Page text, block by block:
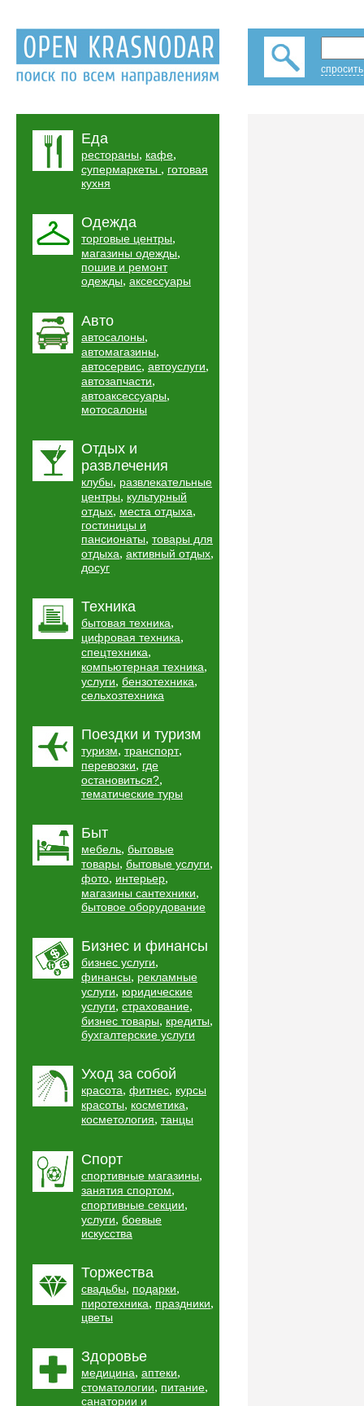
Еда
рестораны, кафе,
супермаркеты , готовая
кухня
Одежда
торговые центры,
магазины одежды,
пошив и ремонт
одежды, аксессуары
Авто
автосалоны,
автомагазины,
автосервис, автоуслуги,
автозапчасти,
автоаксессуары,
мотосалоны
Отдых и
развлечения
клубы, развлекательные
центры, культурный
отдых, места отдыха,
гостиницы и
пансионаты, товары для
отдыха, активный отдых,
досуг
Техника
бытовая техника,
цифровая техника,
спецтехника,
компьютерная техника,
услуги, бензотехника,
сельхозтехника
Поездки и туризм
туризм, транспорт,
перевозки, где
остановиться?,
тематические туры
Быт
мебель, бытовые
товары, бытовые услуги,
фото, интерьер,
магазины сантехники,
бытовое оборудование
Бизнес и финансы
бизнес услуги,
финансы, рекламные
услуги, юридические
услуги, страхование,
бизнес товары, кредиты,
бухгалтерские услуги
Уход за собой
красота, фитнес, курсы
красоты, косметика,
косметология, танцы
Спорт
спортивные магазины,
занятия спортом,
спортивные секции,
услуги, боевые
искусства
Торжества
свадьбы, подарки,
пиротехника, праздники,
цветы
Здоровье
медицина, аптеки,
стоматологии, питание,
санатории и